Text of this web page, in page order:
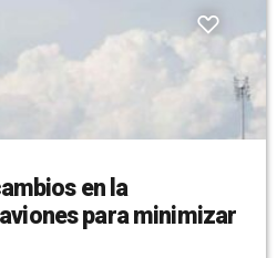
en la
para minimizar